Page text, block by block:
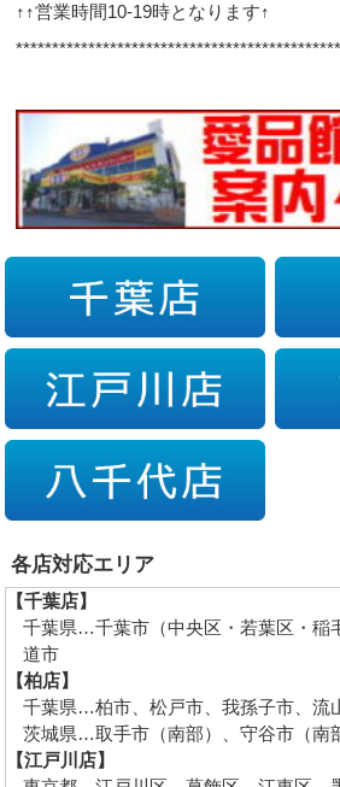
↑↑営業時間10-19時となります↑
各店対応エリア
【千葉店】
千葉県…千葉市（中央区・若葉区・稲
道市
【柏店】
千葉県…柏市、松戸市、我孫子市、流
茨城県…取手市（南部）、守谷市（南
【江戸川店】